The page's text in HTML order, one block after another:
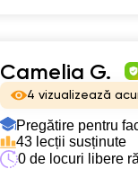
Camelia G.
4 vizualizează
Pregătire pentru
43 lecții susținute
0 de locuri libere